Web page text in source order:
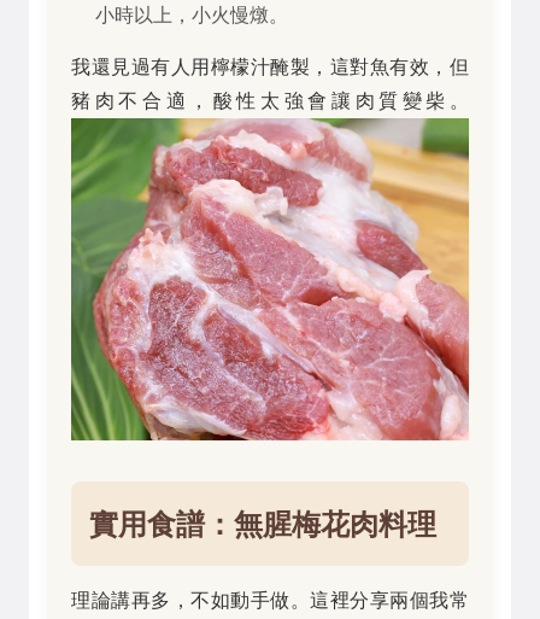
小時以上，小火慢燉。
我還見過有人用檸檬汁醃製，這對魚有效，但
豬肉不合適，酸性太強會讓肉質變柴。
實用食譜：無腥梅花肉料理
理論講再多，不如動手做。這裡分享兩個我常